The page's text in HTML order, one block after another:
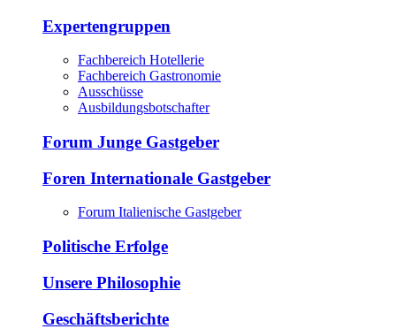
Expertengruppen
Fachbereich Hotellerie
Fachbereich Gastronomie
Ausschüsse
Ausbildungsbotschafter
Forum Junge Gastgeber
Foren Internationale Gastgeber
Forum Italienische Gastgeber
Politische Erfolge
Unsere Philosophie
Geschäftsberichte